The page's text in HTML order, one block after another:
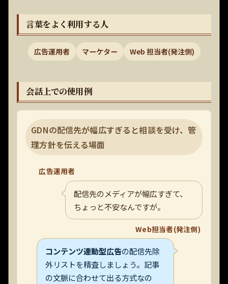
言葉をよく利用する人
広告運用者 マーケター Web 担当者(発注側)
会話上での使用例
GDNの配信先が幅広すぎると相談を受け、管
理方針を伝える場面
広告運用者
配信先のメディアが幅広すぎて、
ちょっと不安なんですが。
Web担当者(発注側)
コンテンツ連動型広告の配信先除
外リストを精査しましょう。記事
の文脈に合わせて出る方式なの